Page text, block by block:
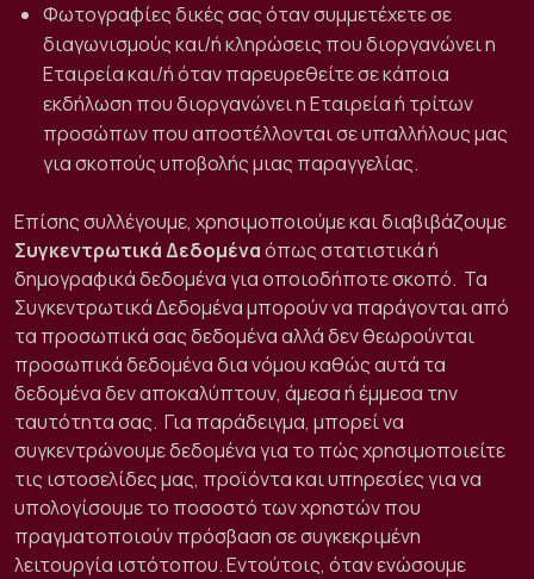
Φωτογραφίες δικές σας όταν συμμετέχετε σε
διαγωνισμούς και/ή κληρώσεις που διοργανώνει η
Εταιρεία και/ή όταν παρευρεθείτε σε κάποια
εκδήλωση που διοργανώνει η Εταιρεία ή τρίτων
προσώπων που αποστέλλονται σε υπαλλήλους μας
για σκοπούς υποβολής μιας παραγγελίας.
Επίσης συλλέγουμε, χρησιμοποιούμε και διαβιβάζουμε
Συγκεντρωτικά Δεδομέναόπως στατιστικά ή
δημογραφικά δεδομένα για οποιοδήποτε σκοπό. Τα
Συγκεντρωτικά Δεδομένα μπορούν να παράγονται από
τα προσωπικά σας δεδομένα αλλά δεν θεωρούνται
προσωπικά δεδομένα δια νόμου καθώς αυτά τα
δεδομένα δεν αποκαλύπτουν, άμεσα ή έμμεσα την
ταυτότητα σας. Για παράδειγμα, μπορεί να
συγκεντρώνουμε δεδομένα για το πώς χρησιμοποιείτε
τις ιστοσελίδες μας, προϊόντα και υπηρεσίες για να
υπολογίσουμε το ποσοστό των χρηστών που
πραγματοποιούν πρόσβαση σε συγκεκριμένη
λειτουργία ιστότοπου. Εντούτοις, όταν ενώσουμε